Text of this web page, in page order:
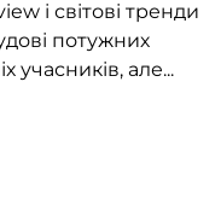
і світові тренди
потужних
учасників, але...